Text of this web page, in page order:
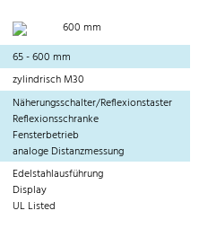
600 mm
65 - 600 mm
zylindrisch M30
Näherungsschalter/Reflexionstaster
Reflexionsschranke
Fensterbetrieb
analoge Distanzmessung
Edelstahlausführung
Display
UL Listed